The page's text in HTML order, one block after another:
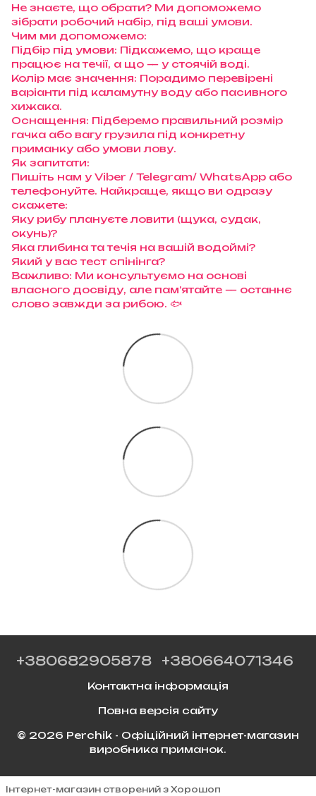
Не знаєте, що обрати? Ми допоможемо
зібрати робочий набір, під ваші умови.
Чим ми допоможемо:
Підбір під умови: Підкажемо, що краще
працює на течії, а що — у стоячій воді.
Колір має значення: Порадимо перевірені
варіанти під каламутну воду або пасивного
хижака.
Оснащення: Підберемо правильний розмір
гачка або вагу грузила під конкретну
приманку або умови лову.
Як запитати:
Пишіть нам у Viber / Telegram/ WhatsApp або
телефонуйте. Найкраще, якщо ви одразу
скажете:
Яку рибу плануєте ловити (щука, судак,
окунь)?
Яка глибина та течія на вашій водоймі?
Який у вас тест спінінга?
Важливо: Ми консультуємо на основі
власного досвіду, але пам’ятайте — останнє
слово завжди за рибою. 🐟
+380682905878 +380664071346
Контактна інформація
Повна версія сайту
© 2026 Perchik - Офіційний інтернет-магазин
виробника приманок.
Інтернет-магазин створений з Хорошоп